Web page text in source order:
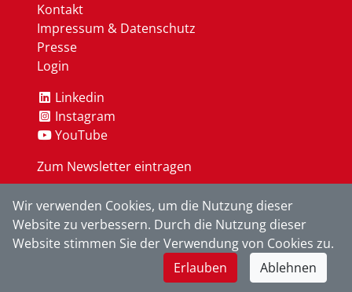
Kontakt
Impressum & Datenschutz
Presse
Login
Linkedin
Instagram
YouTube
Zum Newsletter eintragen
OK
Wir verwenden Cookies, um die Nutzung dieser
Website zu verbessern. Durch die Nutzung dieser
Website stimmen Sie der Verwendung von Cookies zu.
Erlauben
Ablehnen